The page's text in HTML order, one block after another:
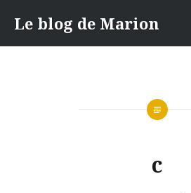
contenu
Le blog de Marion
c